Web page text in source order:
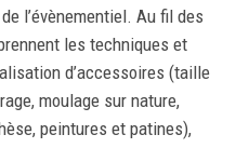
l’évènementiel. Au fil des
les techniques et
d’accessoires (taille
moulage sur nature,
peintures et patines),